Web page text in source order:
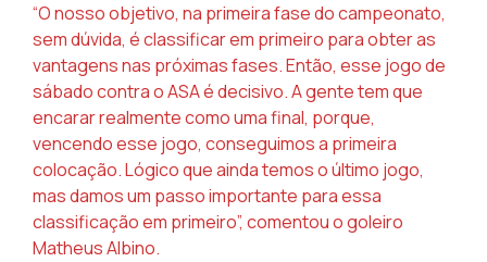
“O nosso objetivo, na primeira fase do campeonato,
sem dúvida, é classificar em primeiro para obter as
vantagens nas próximas fases. Então, esse jogo de
sábado contra o ASA é decisivo. A gente tem que
encarar realmente como uma final, porque,
vencendo esse jogo, conseguimos a primeira
colocação. Lógico que ainda temos o último jogo,
mas damos um passo importante para essa
classificação em primeiro”, comentou o goleiro
Matheus Albino.